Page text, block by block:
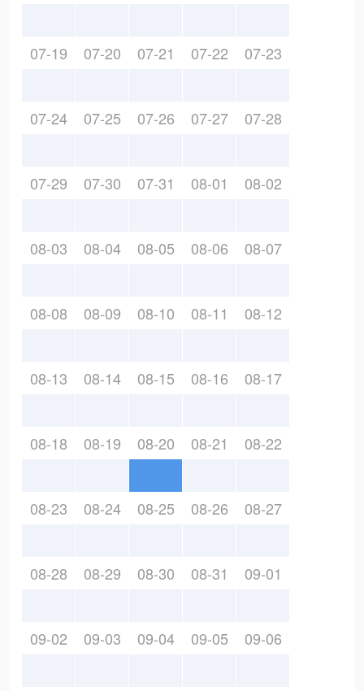
07-19 07-20 07-21 07-22 07-23
07-24 07-25 07-26 07-27 07-28
07-29 07-30 07-31 08-01 08-02
08-03 08-04 08-05 08-06 08-07
08-08 08-09 08-10 08-11 08-12
08-13 08-14 08-15 08-16 08-17
08-18 08-19 08-20 08-21 08-22
08-23 08-24 08-25 08-26 08-27
08-28 08-29 08-30 08-31 09-01
09-02 09-03 09-04 09-05 09-06